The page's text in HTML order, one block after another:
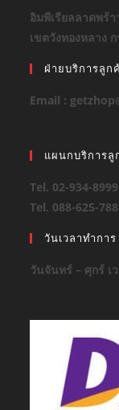
อิมพีเรียลลาดพร้
เขตวังทองหลาง ก
ฝ่ายบริการลูก
Email :
แผนกบริการลู
Tel. 02-934-8999
Tel. 088-625-
วันเวลาทำการ
วันจันทร์ – ศุกร์ เ